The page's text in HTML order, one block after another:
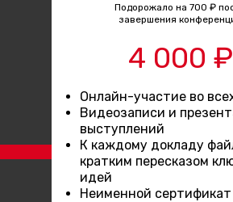
Онлайн-участие во
Видеозаписи и
выступлений
К каждому докладу
кратким пересказом
идей
Неименной сертификат
4 000 ₽
Подорожало на 700 ₽
завершения